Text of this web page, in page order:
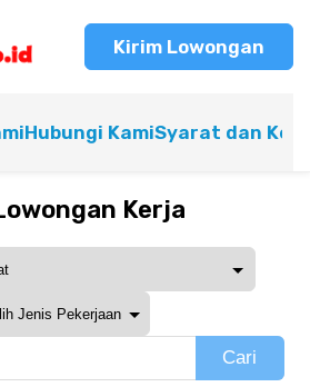
Kirim Lowongan
Hubungi KamiSyarat dan
Kerja
Cari